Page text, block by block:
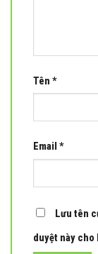
Tên *
Email *
Lưu tên
duyệt này cho